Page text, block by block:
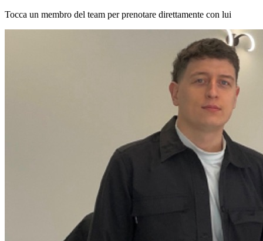
Tocca un membro del team per prenotare direttamente con lui